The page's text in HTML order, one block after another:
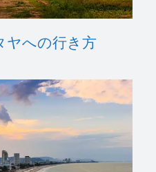
ヤへの行き方